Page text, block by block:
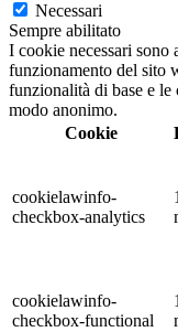
Necessari
Sempre abilitato
I cookie necessari sono
funzionamento del sito
funzionalità di base e le
modo anonimo.
Cookie
cookielawinfo-
checkbox-analytics
cookielawinfo-
checkbox-functional